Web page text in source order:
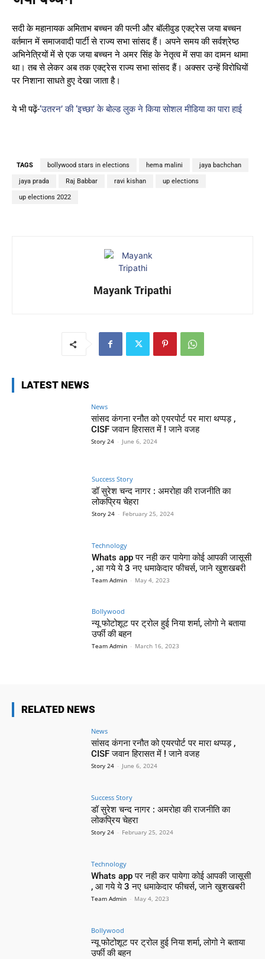
सदी के महानायक अमिताभ बच्चन की पत्नी और बॉलीवुड एक्ट्रेस जया बच्चन
वर्तमान में समाजवादी पार्टी से राज्य सभा सांसद हैं। अपने समय की सर्वश्रेष्ठ
अभिनेत्रियों में से एक जया बच्चन ने अमर सिंह के नेतृत्व में सपा का दामन थामा
था। तब से लेकर अब तक एक्ट्रेस राज्य सभा सांसद हैं। अक्सर उन्हें विरोधियों
पर निशाना साधते हुए देखा जाता है।
ये भी पढ़ें-‘उतरन’ की ‘इच्छा’ के बोल्ड लुक ने किया सोशल मीडिया का पारा हाई
TAGS bollywood stars in elections hema malini jaya bachchan
jaya prada Raj Babbar ravi kishan up elections
up elections 2022
Mayank Tripathi
LATEST NEWS
News
सांसद कंगना रनौत को एयरपोर्ट पर मारा थप्पड़ ,
CISF जवान हिरासत में ! जाने वजह
Story 24 - June 6, 2024
Success Story
डॉ सुरेश चन्द नागर : अमरोहा की राजनीति का
लोकप्रिय चेहरा
Story 24 - February 25, 2024
Technology
Whats app पर नही कर पायेगा कोई आपकी जासूसी
, आ गये ये 3 नए धमाकेदार फीचर्स, जाने खुशखबरी
Team Admin - May 4, 2023
Bollywood
न्यू फोटोशूट पर ट्रोल हुई निया शर्मा, लोगो ने बताया
उर्फी की बहन
Team Admin - March 16, 2023
RELATED NEWS
News
सांसद कंगना रनौत को एयरपोर्ट पर मारा थप्पड़ ,
CISF जवान हिरासत में ! जाने वजह
Story 24 - June 6, 2024
Success Story
डॉ सुरेश चन्द नागर : अमरोहा की राजनीति का
लोकप्रिय चेहरा
Story 24 - February 25, 2024
Technology
Whats app पर नही कर पायेगा कोई आपकी जासूसी
, आ गये ये 3 नए धमाकेदार फीचर्स, जाने खुशखबरी
Team Admin - May 4, 2023
Bollywood
न्यू फोटोशूट पर ट्रोल हुई निया शर्मा, लोगो ने बताया
उर्फी की बहन